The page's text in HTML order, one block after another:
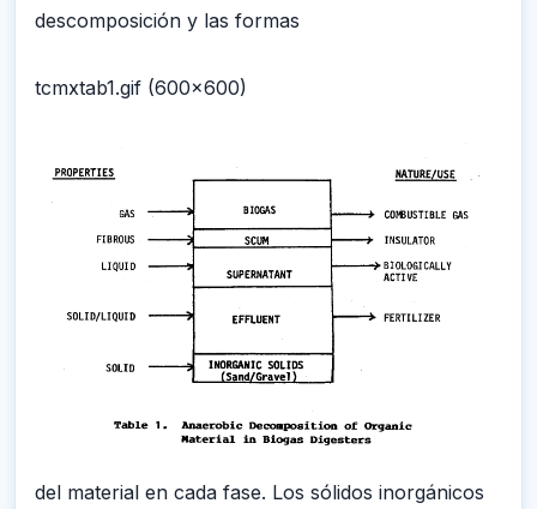
descomposición y las formas
tcmxtab1.gif (600x600)
del material en cada fase. Los sólidos inorgánicos